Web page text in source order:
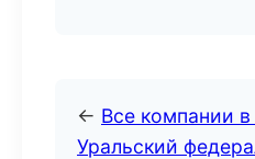
← Все компании в
Уральский